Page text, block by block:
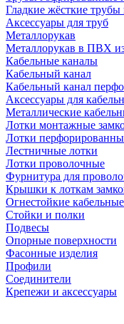
Гладкие жёсткие
Аксессуары для труб
Металлорукав
Металлорукав в ПВХ
Кабельные каналы
Кабельный канал
Кабельный канал
Аксессуары для
Металлические
Лотки монтажные
Лотки
Лестничные лотки
Лотки проволочные
Фурнитура для
Крышки к лоткам
Огнестойкие
Стойки и полки
Подвесы
Опорные поверхности
Фасонные изделия
Профили
Соединители
Крепежи и аксессуары